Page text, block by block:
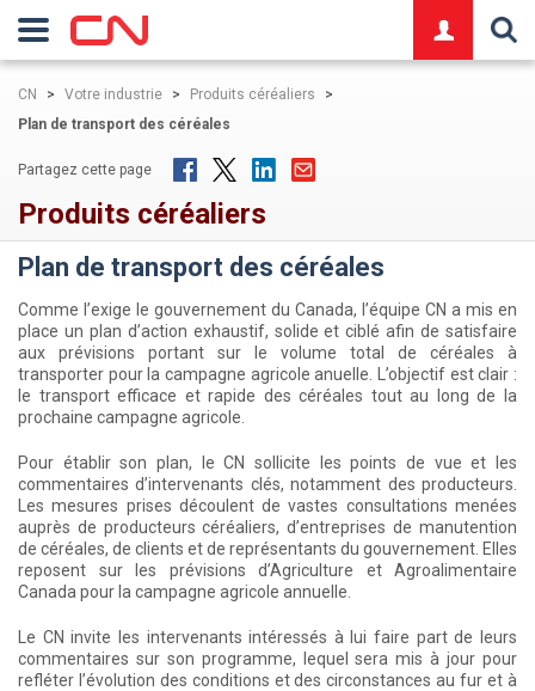
CN > Votre industrie > Produits céréaliers
>
Plan de transport des céréales
Partagez cette page
Produits céréaliers
Plan de transport des céréales
Comme l’exige le gouvernement du Canada, l’équipe CN a mis en
place un plan d’action exhaustif, solide et ciblé afin de satisfaire
aux prévisions portant sur le volume total de céréales à
transporter pour la campagne agricole anuelle. L’objectif est clair :
le transport efficace et rapide des céréales tout au long de la
prochaine campagne agricole.
Pour établir son plan, le CN sollicite les points de vue et les
commentaires d’intervenants clés, notamment des producteurs.
Les mesures prises découlent de vastes consultations menées
auprès de producteurs céréaliers, d’entreprises de manutention
de céréales, de clients et de représentants du gouvernement. Elles
reposent sur les prévisions d’Agriculture et Agroalimentaire
Canada pour la campagne agricole annuelle.
Le CN invite les intervenants intéressés à lui faire part de leurs
commentaires sur son programme, lequel sera mis à jour pour
refléter l’évolution des conditions et des circonstances au fur et à